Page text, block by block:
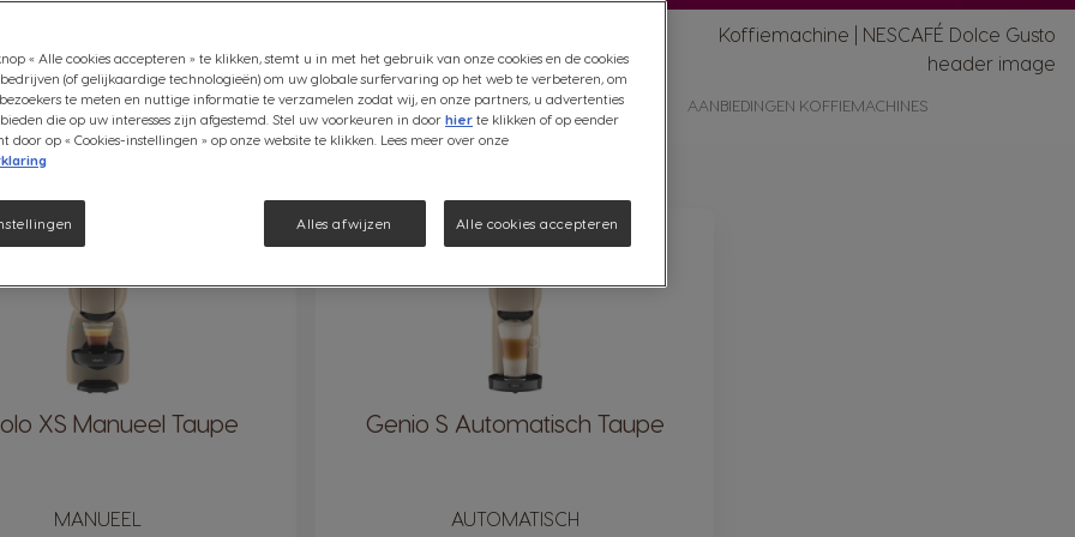
S PLUS MINI ME GENIO S INFINISSIMA PICCOLO XS ONTKALKINGSKIT AANBIEDINGEN KOFFIEMACHINES
XS Manueel Taupe
MANUEEL
Genio S Automatisch Taupe
AUTOMATISCH
« Alle cookies accepteren » te klikken, stemt u in met het gebruik van onze cookies en de cookies
(of gelijkaardige technologieën) om uw globale surfervaring op het web te verbeteren, om
te meten en nuttige informatie te verzamelen zodat wij, en onze partners, u advertenties
die op uw interesses zijn afgestemd. Stel uw voorkeuren in door hier te klikken of op eender
door op « Cookies-instellingen » op onze website te klikken. Lees meer over onze
Alles afwijzen Alle cookies accepteren